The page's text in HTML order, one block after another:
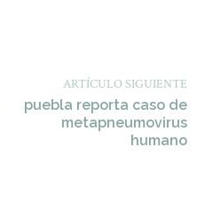
ARTÍCULO SIGUIENTE
puebla reporta caso de
metapneumovirus
humano